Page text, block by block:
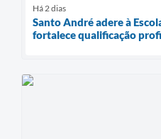
Há 2 dias
Santo André adere à
fortalece qualificação